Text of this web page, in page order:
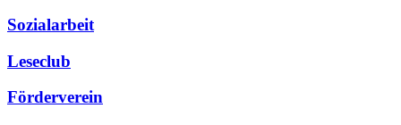
Sozialarbeit
Leseclub
Förderverein